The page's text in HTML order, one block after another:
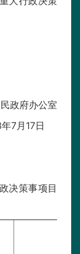
政府办公室
年7月 17日
决策事项目